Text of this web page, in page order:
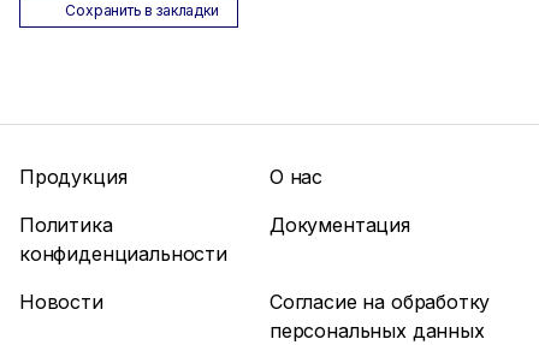
Сохранить в закладки
Продукция
О нас
Политика
конфиденциальности
Документация
Новости
Согласие на обработку
персональных данных